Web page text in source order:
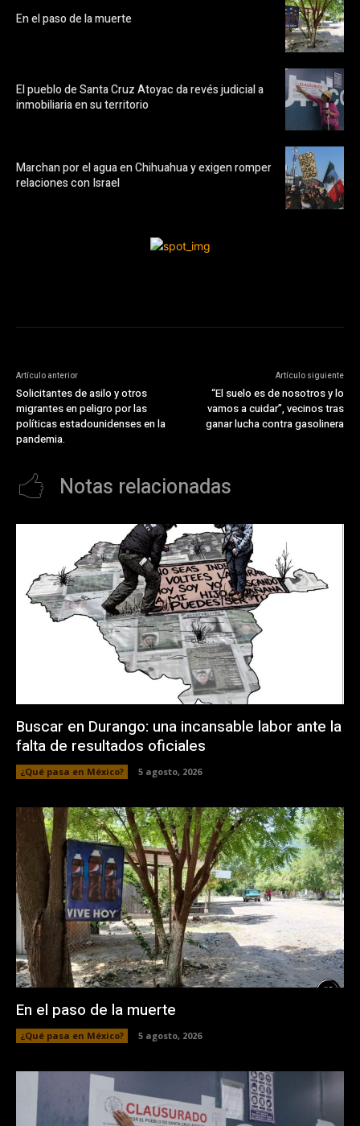
En el paso de la muerte
El pueblo de Santa Cruz Atoyac da revés judicial a
inmobiliaria en su territorio
Marchan por el agua en Chihuahua y exigen romper
relaciones con Israel
Artículo anterior
Solicitantes de asilo y otros
migrantes en peligro por las
políticas estadounidenses en la
pandemia.
Artículo siguiente
“El suelo es de nosotros y lo
vamos a cuidar”, vecinos tras
ganar lucha contra gasolinera
Notas relacionadas
Buscar en Durango: una incansable labor ante la
falta de resultados oficiales
¿Qué pasa en México? 5 agosto, 2026
En el paso de la muerte
¿Qué pasa en México? 5 agosto, 2026